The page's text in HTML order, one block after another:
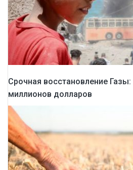
Срочная восстановление
миллионов долларов